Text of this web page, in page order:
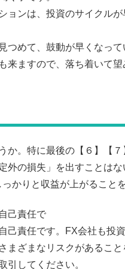
ョンは、投資のサイクル
つめて、鼓動が早くなって
来ますので、落ち着いて望
か。特に最後の【６】【
外の損失」を出すことは
かりと収益が上がること
己責任で
己責任です。FX会社も投
まざまなリスクがあるこ
引してください。